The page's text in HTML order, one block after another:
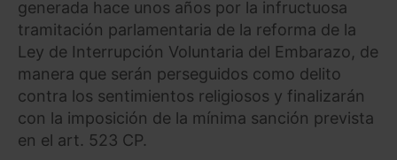
generada hace unos años por la infructuosa
tramitación parlamentaria de la reforma de la
Ley de Interrupción Voluntaria del Embarazo, de
manera que serán perseguidos como delito
contra los sentimientos religiosos y finalizarán
con la imposición de la mínima sanción prevista
en el art. 523 CP.